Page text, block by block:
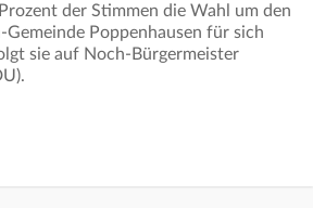
der Stimmen die Wahl um den
Gemeinde Poppenhausen für sich
sie auf Noch-Bürgermeister